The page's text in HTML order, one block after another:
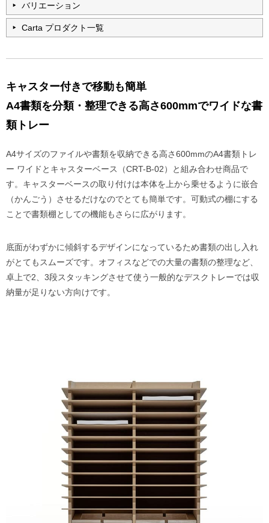
バリエーション
Carta プロダクト一覧
キャスター付きで移動も簡単
A4書類を分類・整理できる高さ600mmでワイドな書
類トレー
A4サイズのファイルや書類を収納できる高さ600mmのA4書類トレ
ー ワイドとキャスターベース（CRT-B-02）と組み合わせ商品で
す。キャスターベースの取り付けは本体を上から乗せるように嵌合
（かんごう）させるだけなのでとても簡単です。可動式の棚にする
ことで書類棚としての機能もさらに広がります。
底面がわずかに傾斜するデザインになっているため書類の出し入れ
がとてもスムーズです。オフィスなどでの大量の書類の整理など、
卓上で2、3段スタッキングさせて使う一般的なデスクトレーでは収
納量が足りない方向けです。